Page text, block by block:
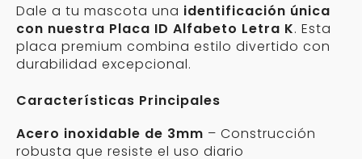
Dale a tu mascota una identificación única
con nuestra Placa ID Alfabeto Letra K. Esta
placa premium combina estilo divertido con
durabilidad excepcional.
Características Principales
Acero inoxidable de 3mm – Construcción
robusta que resiste el uso diario